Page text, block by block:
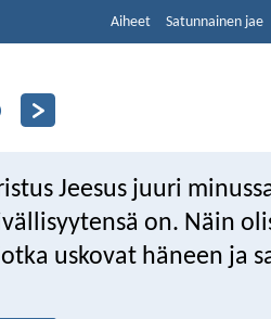
Aiheet Satunnainen jae
Jeesus juuri
on. Näin
uskovat häneen ja